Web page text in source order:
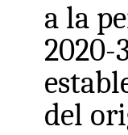
a la
2020-
del